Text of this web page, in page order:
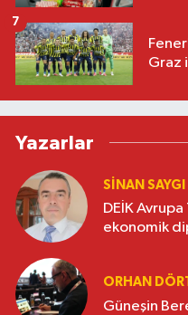
Graz
7
Yazarlar
SINAN SAYGI
DEİK
ekonomik
ORHAN
Güneşin